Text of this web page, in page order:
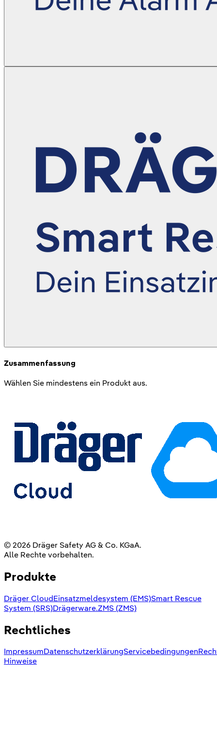
Zusammenfassung
Wählen Sie mindestens ein Produkt aus.
© 2026 Dräger Safety AG & Co. KGaA.
Alle Rechte vorbehalten.
Produkte
Dräger CloudEinsatzmeldesystem (EMS)Smart Rescue
System (SRS)Drägerware.ZMS (ZMS)
Rechtliches
ImpressumDatenschutzerklärungServicebedingungen
Hinweise